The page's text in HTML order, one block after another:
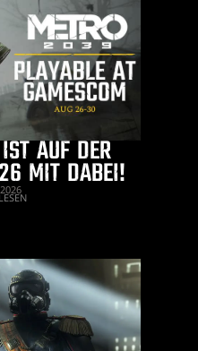
AUF DER
MIT DABEI!